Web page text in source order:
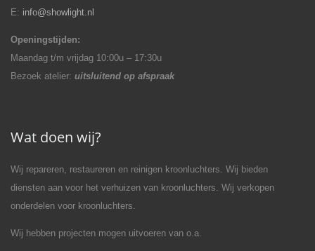
E: info@showlight.nl
Openingstijden:
Maandag t/m vrijdag 10:00u – 17:30u
Bezoek atelier:uitsluitend op afspraak
Wat doen wij?
Wij repareren, restaureren en reinigen kroonluchters. Wij bieden
diensten aan voor het verhuizen van kroonluchters. Wij verkopen
onderdelen voor kroonluchters.
Wij hebben projecten mogen uitvoeren van o.a.